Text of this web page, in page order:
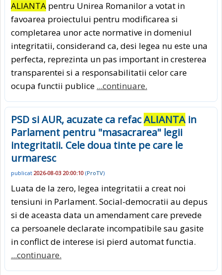
ALIANTA pentru Unirea Romanilor a votat in
favoarea proiectului pentru modificarea si
completarea unor acte normative in domeniul
integritatii, considerand ca, desi legea nu este una
perfecta, reprezinta un pas important in cresterea
transparentei si a responsabilitatii celor care
ocupa functii publice ...continuare.
PSD si AUR, acuzate ca refacALIANTAin
Parlament pentru "masacrarea" legii
integritatii. Cele doua tinte pe care le
urmaresc
publicat 2026-08-03 20:00:10 (ProTV)
Luata de la zero, legea integritatii a creat noi
tensiuni in Parlament. Social-democratii au depus
si de aceasta data un amendament care prevede
ca persoanele declarate incompatibile sau gasite
in conflict de interese isi pierd automat functia.
...continuare.